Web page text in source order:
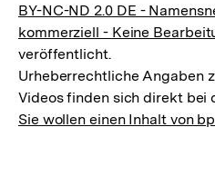
BY-NC-ND 2.0 DE -
kommerziell - Keine
veröffentlicht.
Urheberrechtliche Angaben
Videos finden sich direkt bei
Sie wollen einen Inhalt von